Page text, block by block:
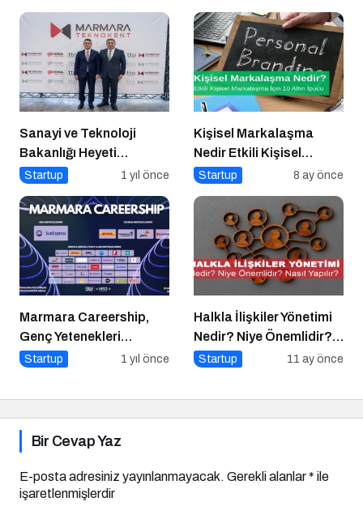
Sanayi ve Teknoloji
Bakanlığı Heyeti
Marmara Teknokent’i
Startup 1 yıl önce
Kişisel Markalaşma
Nedir Etkili Kişisel
Markalaşma için 10 Altın
Startup 8 ay önce
Marmara Careership,
Genç Yetenekleri
Geleceğin İş Dünyasıyla
Startup 1 yıl önce
Halkla İlişkiler Yönetimi
Nedir? Niye Önemlidir?
Halkla İlişkiler Yönetimi
Startup 11 ay önce
Bir Cevap Yaz
E-posta adresiniz yayınlanmayacak. Gerekli alanlar* ile
işaretlenmişlerdir